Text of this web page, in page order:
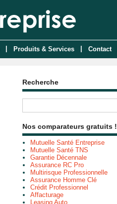
Produits & Services Contact
Recherche
Nos comparateurs gratuits !
Mutuelle Santé Entreprise
Mutuelle Santé TNS
Garantie Décennale
Assurance RC Pro
Multirisque Professionnelle
Assurance Homme Clé
Crédit Professionnel
Affacturage
Leasing Auto